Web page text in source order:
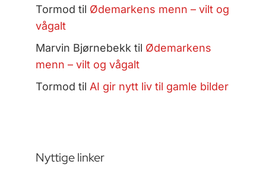
Tormod til Ødemarkens menn – vilt og
vågalt
Marvin Bjørnebekktil Ødemarkens
menn – vilt og vågalt
Tormod til AI gir nytt liv til gamle bilder
Nyttige linker